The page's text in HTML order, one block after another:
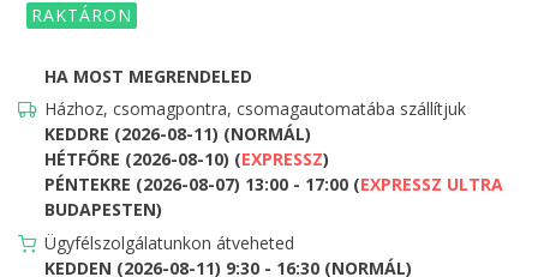
RAKTÁRON
HA MOST MEGRENDELED
Házhoz, csomagpontra, csomagautomatába szállítjuk
KEDDRE (2026-08-11) (NORMÁL)
HÉTFŐRE (2026-08-10) (EXPRESSZ)
PÉNTEKRE (2026-08-07) 13:00 - 17:00 (EXPRESSZ ULTRA
BUDAPESTEN)
Ügyfélszolgálatunkon átveheted
KEDDEN (2026-08-11) 9:30 - 16:30 (NORMÁL)